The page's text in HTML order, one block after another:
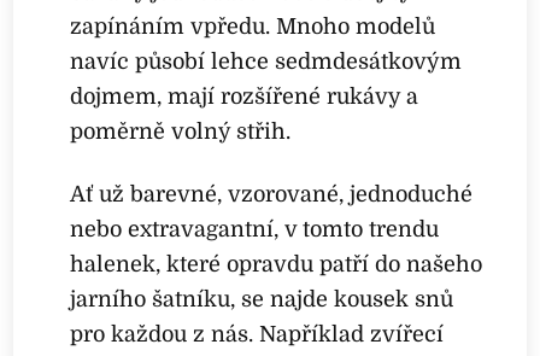
zapínáním vpředu. Mnoho modelů
navíc působí lehce sedmdesátkovým
dojmem, mají rozšířené rukávy a
poměrně volný střih.
Ať už barevné, vzorované, jednoduché
nebo extravagantní, v tomto trendu
halenek, které opravdu patří do našeho
jarního šatníku, se najde kousek snů
pro každou z nás. Například zvířecí